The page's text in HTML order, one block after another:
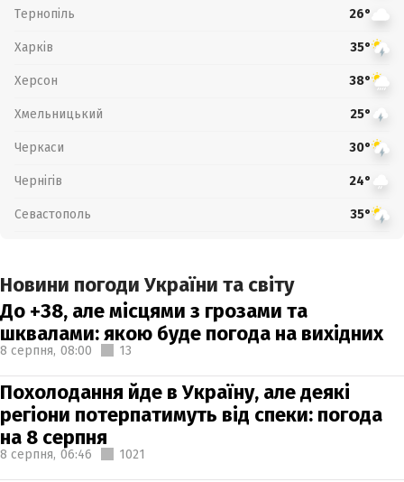
Тернопіль 26°
Харків 35°
Херсон 38°
Хмельницький 25°
Черкаси 30°
Чернігів 24°
Севастополь 35°
Новини погоди України та світу
До +38, але місцями з грозами та
шквалами: якою буде погода на вихідних
8 серпня, 08:00 13
Похолодання йде в Україну, але деякі
регіони потерпатимуть від спеки: погода
на 8 серпня
8 серпня, 06:46 1021